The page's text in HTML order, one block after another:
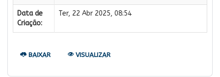
Data de
Criação:
Ter, 22 Abr 2025, 08:54
BAIXAR VISUALIZAR